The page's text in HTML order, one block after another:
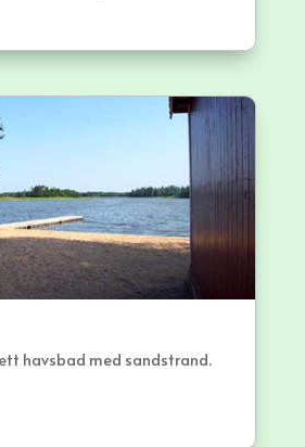
på fredagkvällar för
havsbad med sandstrand.